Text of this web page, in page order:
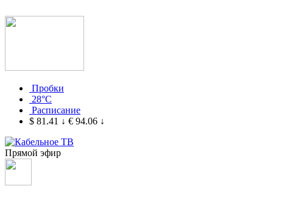
Пробки
28°C
Расписание
$ 81.41 ↓ € 94.06 ↓
Прямой эфир